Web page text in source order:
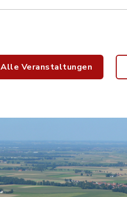
Alle Veranstaltungen